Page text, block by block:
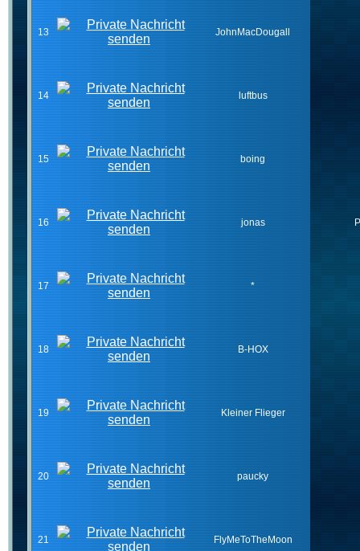
13 JohnMacDougall
14 luftbus
15 boing
16 jonas
17 *
18 B-HOX
19 Kleiner Flieger
20 paucky
21 FlyMeToTheMoon